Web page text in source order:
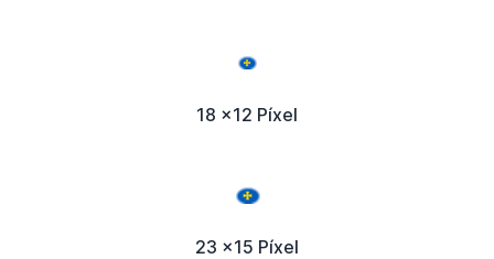
18 x12 Píxel
23 x15 Píxel